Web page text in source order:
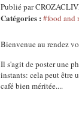
Publié par
Catégories : #food and
Bienvenue au rendez
Il s'agit de poster une
instants: cela peut être
café bien méritée....